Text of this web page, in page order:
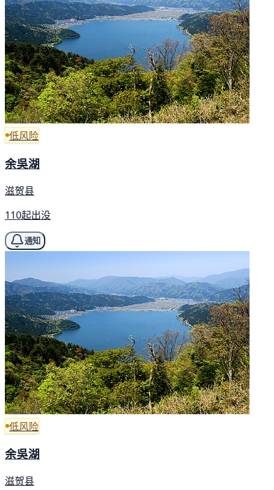
低风险
余吳湖
滋贺县
110起出没
通知
低风险
余吳湖
滋贺县